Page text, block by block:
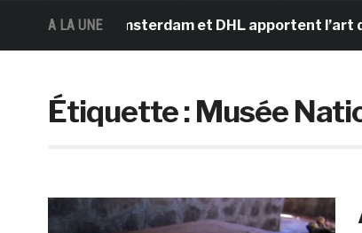
A LA UNE
Gogh d’Amsterdam et DHL apportent l’art dans
Étiquette :Musée